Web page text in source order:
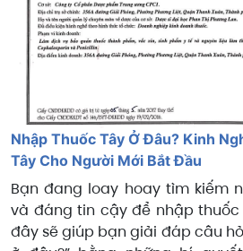
Nhập Thuốc Tây Ở Đâu? Kinh
Tây Cho Người Mới Bắt Đầu
Bạn đang loay hoay tìm kiếm
và đáng tin cậy để nhập thuốc
đây sẽ giúp bạn giải đáp câu